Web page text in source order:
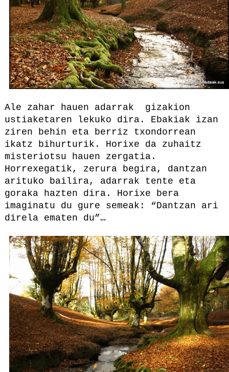
Ale zahar hauen adarrak gizakion
ustiaketaren lekuko dira. Ebakiak izan
ziren behin eta berriz txondorrean
ikatz bihurturik. Horixe da zuhaitz
misteriotsu hauen zergatia.
Horrexegatik, zerura begira, dantzan
arituko bailira, adarrak tente eta
goraka hazten dira. Horixe bera
imaginatu du gure semeak: “Dantzan ari
direla ematen du”…